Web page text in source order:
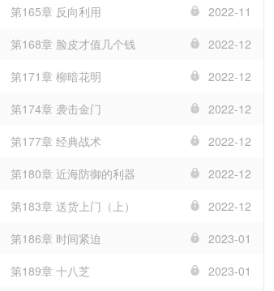
第165章 反向利用
2022-11
第168章 脸皮才值几个钱
2022-12
第171章 柳暗花明
2022-12
第174章 袭击金门
2022-12
第177章 经典战术
2022-12
第180章 近海防御的利器
2022-12
第183章 送货上门（上）
2022-12
第186章 时间紧迫
2023-01
第189章 十八芝
2023-01